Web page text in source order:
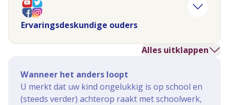
Ervaringsdeskundige ouders
Alles uitklappen
Wanneer het anders loopt
U merkt dat uw kind ongelukkig is op school en
(steeds verder) achterop raakt met schoolwerk,